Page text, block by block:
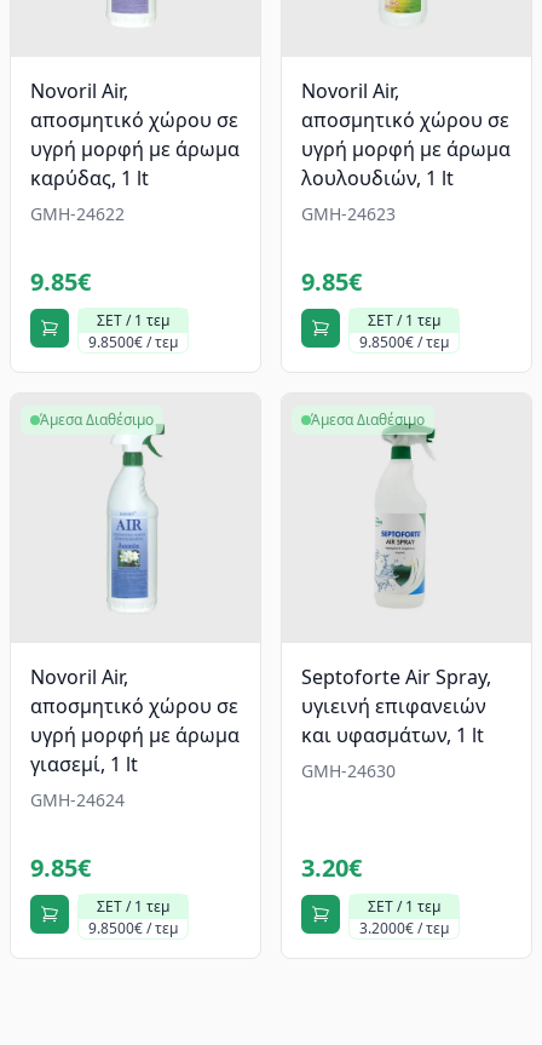
Νοvoril Air,
αποσμητικό χώρου σε
υγρή μορφή με άρωμα
καρύδας, 1 lt
GMH-24622
9.85€
ΣΕΤ / 1 τεμ
9.8500€ / τεμ
Νοvoril Air,
αποσμητικό χώρου σε
υγρή μορφή με άρωμα
λουλουδιών, 1 lt
GMH-24623
9.85€
ΣΕΤ / 1 τεμ
9.8500€ / τεμ
Νοvoril Air,
αποσμητικό χώρου σε
υγρή μορφή με άρωμα
γιασεμί, 1 lt
GMH-24624
9.85€
ΣΕΤ / 1 τεμ
9.8500€ / τεμ
Άμεσα Διαθέσιμο
Septoforte Air Spray,
υγιεινή επιφανειών
και υφασμάτων, 1 lt
GMH-24630
3.20€
ΣΕΤ / 1 τεμ
3.2000€ / τεμ
Άμεσα Διαθέσιμο